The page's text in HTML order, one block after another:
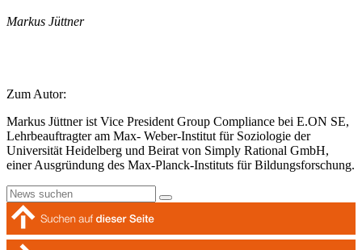
Markus Jüttner
Zum Autor:
Markus Jüttner ist Vice President Group Compliance bei E.ON SE,
Lehrbeauftragter am Max- Weber-Institut für Soziologie der
Universität Heidelberg und Beirat von Simply Rational GmbH,
einer Ausgründung des Max-Planck-Instituts für Bildungsforschung.